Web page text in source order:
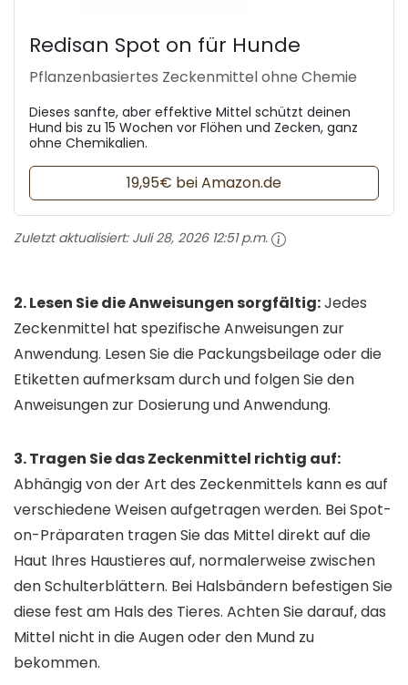
Redisan Spot on für Hunde
Pflanzenbasiertes Zeckenmittel ohne Chemie
Dieses sanfte, aber effektive Mittel schützt deinen
Hund bis zu 15 Wochen vor Flöhen und Zecken, ganz
ohne Chemikalien.
19,95€ bei Amazon.de
Zuletzt aktualisiert: Juli 28, 2026 12:51 p.m.
2. Lesen Sie die Anweisungen sorgfältig:Jedes
Zeckenmittel hat spezifische Anweisungen zur
Anwendung. Lesen Sie die Packungsbeilage oder die
Etiketten aufmerksam durch und folgen Sie den
Anweisungen zur Dosierung und Anwendung.
3. Tragen Sie das Zeckenmittel richtig auf:
Abhängig von der Art des Zeckenmittels kann es auf
verschiedene Weisen aufgetragen werden. Bei Spot-
on-Präparaten tragen Sie das Mittel direkt auf die
Haut Ihres Haustieres auf, normalerweise zwischen
den Schulterblättern. Bei Halsbändern befestigen Sie
diese fest am Hals des Tieres. Achten Sie darauf, das
Mittel nicht in die Augen oder den Mund zu
bekommen.